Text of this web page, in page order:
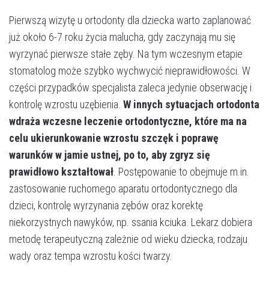
Pierwszą wizytę u ortodonty dla dziecka warto zaplanować
już około 6-7 roku życia malucha, gdy zaczynają mu się
wyrzynać pierwsze stałe zęby. Na tym wczesnym etapie
stomatolog może szybko wychwycić nieprawidłowości. W
części przypadków specjalista zaleca jedynie obserwację i
kontrolę wzrostu uzębienia. W innych sytuacjach ortodonta
wdraża wczesne leczenie ortodontyczne, które ma na
celu ukierunkowanie wzrostu szczęk i poprawę
warunków w jamie ustnej, po to, aby zgryz się
prawidłowo kształtował . Postępowanie to obejmuje m.in.
zastosowanie ruchomego aparatu ortodontycznego dla
dzieci, kontrolę wyrzynania zębów oraz korektę
niekorzystnych nawyków, np. ssania kciuka. Lekarz dobiera
metodę terapeutyczną zależnie od wieku dziecka, rodzaju
wady oraz tempa wzrostu kości twarzy.